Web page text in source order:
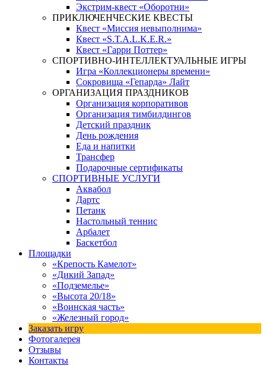
Экстрим-квест «Оборотни»
ПРИКЛЮЧЕНЧЕСКИЕ КВЕСТЫ
Квест «Миссия невыполнима»
Квест «S.T.A.L.K.E.R.»
Квест «Гарри Поттер»
СПОРТИВНО-ИНТЕЛЛЕКТУАЛЬНЫЕ ИГРЫ
Игра «Коллекционеры времени»
Сокровища «Гепарда» Лайт
ОРГАНИЗАЦИЯ ПРАЗДНИКОВ
Организация корпоративов
Организация тимбилдингов
Детский праздник
День рождения
Еда и напитки
Трансфер
Подарочные сертификаты
СПОРТИВНЫЕ УСЛУГИ
Аквабол
Дартс
Петанк
Настольный теннис
Арбалет
Баскетбол
Площадки
«Крепость Камелот»
«Дикий Запад»
«Подземелье»
«Высота 20/18»
«Воинская часть»
«Железный город»
Заказать игру
Фотогалерея
Отзывы
Контакты